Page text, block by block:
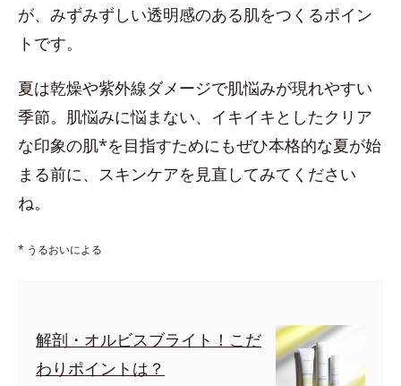
が、みずみずしい透明感のある肌をつくるポイン
トです。
夏は乾燥や紫外線ダメージで肌悩みが現れやすい
季節。肌悩みに悩まない、イキイキとしたクリア
な印象の肌*を目指すためにもぜひ本格的な夏が始
まる前に、スキンケアを見直してみてください
ね。
* うるおいによる
解剖・オルビスブライト！こだ
わりポイントは？